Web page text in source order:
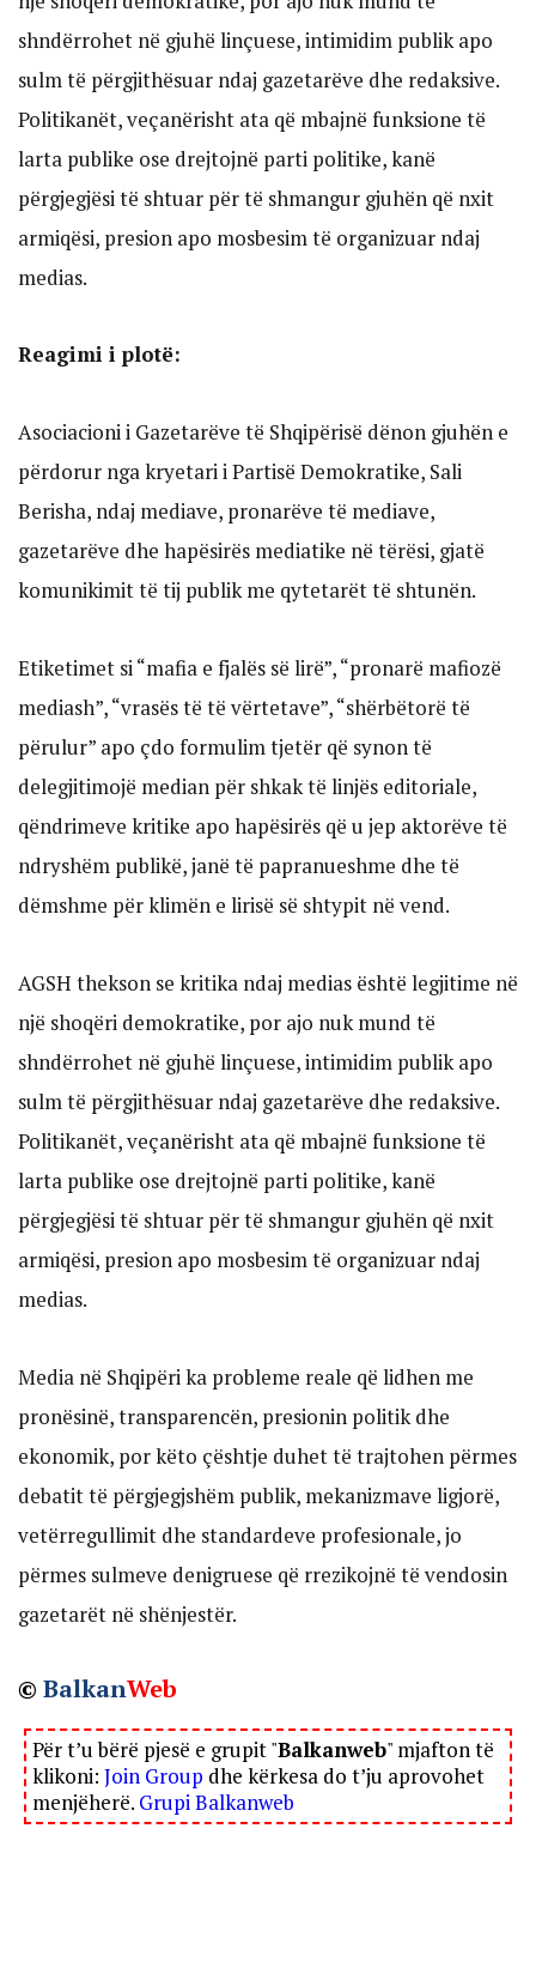
shndërrohet në gjuhë linçuese, intimidim publik apo
sulm të përgjithësuar ndaj gazetarëve dhe redaksive.
Politikanët, veçanërisht ata që mbajnë funksione të
larta publike ose drejtojnë parti politike, kanë
përgjegjësi të shtuar për të shmangur gjuhën që nxit
armiqësi, presion apo mosbesim të organizuar ndaj
medias.
Reagimi i plotë:
Asociacioni i Gazetarëve të Shqipërisë dënon gjuhën e
përdorur nga kryetari i Partisë Demokratike, Sali
Berisha, ndaj mediave, pronarëve të mediave,
gazetarëve dhe hapësirës mediatike në tërësi, gjatë
komunikimit të tij publik me qytetarët të shtunën.
Etiketimet si “mafia e fjalës së lirë”, “pronarë mafiozë
mediash”, “vrasës të të vërtetave”, “shërbëtorë të
përulur” apo çdo formulim tjetër që synon të
delegjitimojë median për shkak të linjës editoriale,
qëndrimeve kritike apo hapësirës që u jep aktorëve të
ndryshëm publikë, janë të papranueshme dhe të
dëmshme për klimën e lirisë së shtypit në vend.
AGSH thekson se kritika ndaj medias është legjitime në
një shoqëri demokratike, por ajo nuk mund të
shndërrohet në gjuhë linçuese, intimidim publik apo
sulm të përgjithësuar ndaj gazetarëve dhe redaksive.
Politikanët, veçanërisht ata që mbajnë funksione të
larta publike ose drejtojnë parti politike, kanë
përgjegjësi të shtuar për të shmangur gjuhën që nxit
armiqësi, presion apo mosbesim të organizuar ndaj
medias.
Media në Shqipëri ka probleme reale që lidhen me
pronësinë, transparencën, presionin politik dhe
ekonomik, por këto çështje duhet të trajtohen përmes
debatit të përgjegjshëm publik, mekanizmave ligjorë,
vetërregullimit dhe standardeve profesionale, jo
përmes sulmeve denigruese që rrezikojnë të vendosin
gazetarët në shënjestër.
© BalkanWeb
Për t’u bërë pjesë e grupit "Balkanweb" mjafton të
klikoni: Join Group dhe kërkesa do t’ju aprovohet
menjëherë. Grupi Balkanweb